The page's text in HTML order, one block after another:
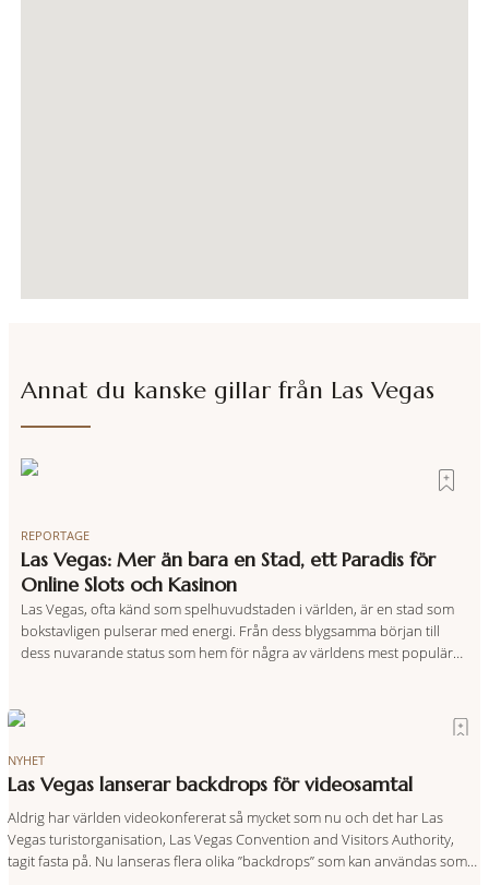
Annat du kanske gillar från Las Vegas
REPORTAGE
Las Vegas: Mer än bara en Stad, ett Paradis för
Online Slots och Kasinon
Las Vegas, ofta känd som spelhuvudstaden i världen, är en stad som
bokstavligen pulserar med energi. Från dess blygsamma början till
dess nuvarande status som hem för några av världens mest populära
genom Las Vegas fascinerande Historia
NYHET
Las Vegas lanserar backdrops för videosamtal
Aldrig har världen videokonfererat så mycket som nu och det har Las
Vegas turistorganisation, Las Vegas Convention and Visitors Authority,
tagit fasta på. Nu lanseras flera olika ”backdrops” som kan användas som